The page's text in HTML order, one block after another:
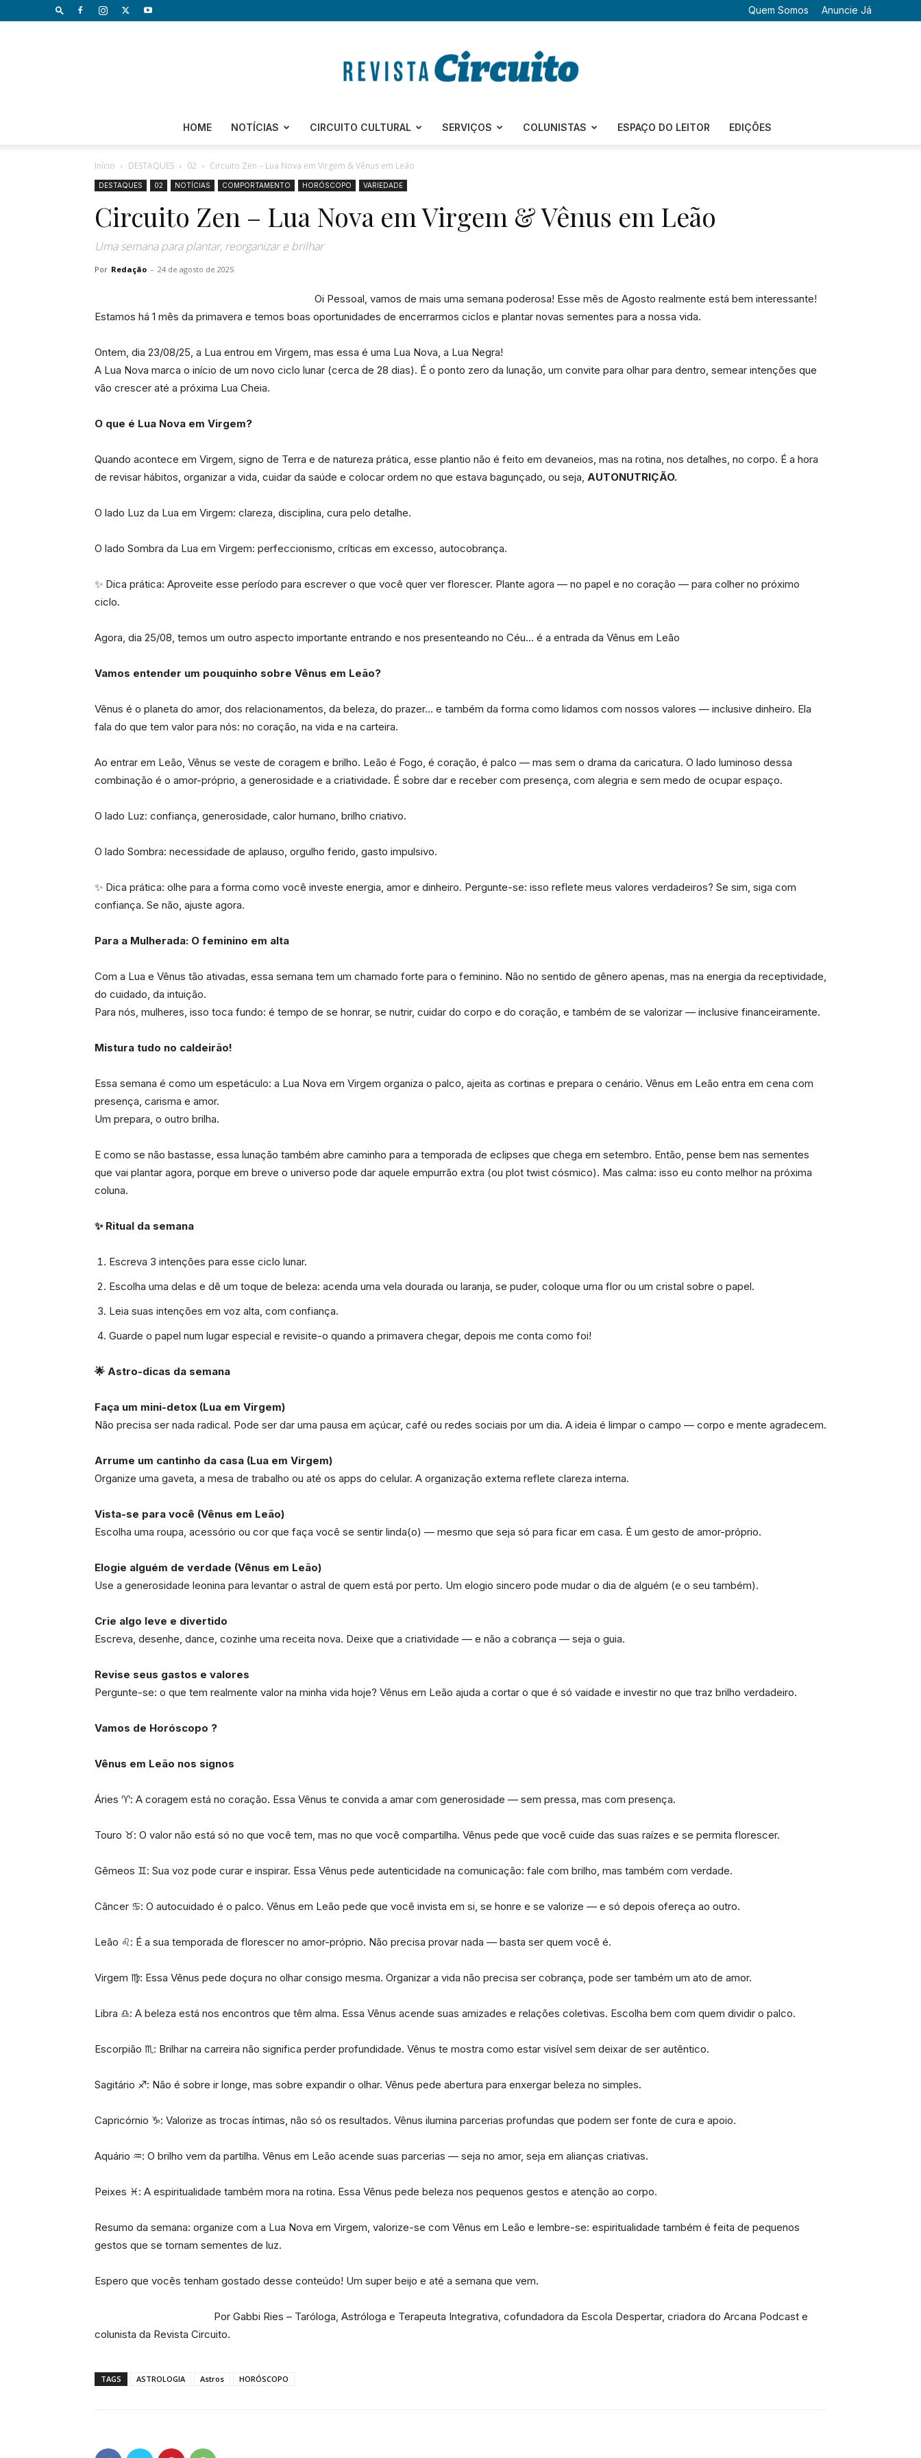
Quem Somos Anuncie Já
Revista
Circuito
–
de
Região
HOME NOTÍCIAS CIRCUITO CULTURAL SERVIÇOS COLUNISTAS ESPAÇO DO LEITOR EDIÇÕES
Início DESTAQUES 02 Circuito Zen – Lua Nova em Virgem & Vênus em Leão
DESTAQUES 02 NOTÍCIAS COMPORTAMENTO HORÓSCOPO VARIEDADE
Circuito Zen – Lua Nova em Virgem & Vênus em Leão
Uma semana para plantar, reorganizar e brilhar
Por Redação - 24 de agosto de 2025
Oi Pessoal, vamos de mais uma semana poderosa! Esse mês de Agosto realmente está bem interessante!
Estamos há 1 mês da primavera e temos boas oportunidades de encerrarmos ciclos e plantar novas sementes para a nossa vida.
Ontem, dia 23/08/25, a Lua entrou em Virgem, mas essa é uma Lua Nova, a Lua Negra!
A Lua Nova marca o início de um novo ciclo lunar (cerca de 28 dias). É o ponto zero da lunação, um convite para olhar para dentro, semear intenções que
vão crescer até a próxima Lua Cheia.
O que é Lua Nova em Virgem?
Quando acontece em Virgem, signo de Terra e de natureza prática, esse plantio não é feito em devaneios, mas na rotina, nos detalhes, no corpo. É a hora
de revisar hábitos, organizar a vida, cuidar da saúde e colocar ordem no que estava bagunçado, ou seja, AUTONUTRIÇÃO.
O lado Luz da Lua em Virgem: clareza, disciplina, cura pelo detalhe.
O lado Sombra da Lua em Virgem: perfeccionismo, críticas em excesso, autocobrança.
✨ Dica prática: Aproveite esse período para escrever o que você quer ver florescer. Plante agora — no papel e no coração — para colher no próximo
ciclo.
Agora, dia 25/08, temos um outro aspecto importante entrando e nos presenteando no Céu… é a entrada da Vênus em Leão
Vamos entender um pouquinho sobre Vênus em Leão?
Vênus é o planeta do amor, dos relacionamentos, da beleza, do prazer… e também da forma como lidamos com nossos valores — inclusive dinheiro. Ela
fala do que tem valor para nós: no coração, na vida e na carteira.
Ao entrar em Leão, Vênus se veste de coragem e brilho. Leão é Fogo, é coração, é palco — mas sem o drama da caricatura. O lado luminoso dessa
combinação é o amor-próprio, a generosidade e a criatividade. É sobre dar e receber com presença, com alegria e sem medo de ocupar espaço.
O lado Luz: confiança, generosidade, calor humano, brilho criativo.
O lado Sombra: necessidade de aplauso, orgulho ferido, gasto impulsivo.
✨ Dica prática: olhe para a forma como você investe energia, amor e dinheiro. Pergunte-se: isso reflete meus valores verdadeiros? Se sim, siga com
confiança. Se não, ajuste agora.
Para a Mulherada: O feminino em alta
Com a Lua e Vênus tão ativadas, essa semana tem um chamado forte para o feminino. Não no sentido de gênero apenas, mas na energia da receptividade,
do cuidado, da intuição.
Para nós, mulheres, isso toca fundo: é tempo de se honrar, se nutrir, cuidar do corpo e do coração, e também de se valorizar — inclusive financeiramente.
Mistura tudo no caldeirão!
Essa semana é como um espetáculo: a Lua Nova em Virgem organiza o palco, ajeita as cortinas e prepara o cenário. Vênus em Leão entra em cena com
presença, carisma e amor.
Um prepara, o outro brilha.
E como se não bastasse, essa lunação também abre caminho para a temporada de eclipses que chega em setembro. Então, pense bem nas sementes
que vai plantar agora, porque em breve o universo pode dar aquele empurrão extra (ou plot twist cósmico). Mas calma: isso eu conto melhor na próxima
coluna.
✨ Ritual da semana
Escreva 3 intenções para esse ciclo lunar.
Escolha uma delas e dê um toque de beleza: acenda uma vela dourada ou laranja, se puder, coloque uma flor ou um cristal sobre o papel.
Leia suas intenções em voz alta, com confiança.
Guarde o papel num lugar especial e revisite-o quando a primavera chegar, depois me conta como foi!
🌟 Astro-dicas da semana
Faça um mini-detox (Lua em Virgem)
Não precisa ser nada radical. Pode ser dar uma pausa em açúcar, café ou redes sociais por um dia. A ideia é limpar o campo — corpo e mente agradecem.
Arrume um cantinho da casa (Lua em Virgem)
Organize uma gaveta, a mesa de trabalho ou até os apps do celular. A organização externa reflete clareza interna.
Vista-se para você (Vênus em Leão)
Escolha uma roupa, acessório ou cor que faça você se sentir linda(o) — mesmo que seja só para ficar em casa. É um gesto de amor-próprio.
Elogie alguém de verdade (Vênus em Leão)
Use a generosidade leonina para levantar o astral de quem está por perto. Um elogio sincero pode mudar o dia de alguém (e o seu também).
Crie algo leve e divertido
Escreva, desenhe, dance, cozinhe uma receita nova. Deixe que a criatividade — e não a cobrança — seja o guia.
Revise seus gastos e valores
Pergunte-se: o que tem realmente valor na minha vida hoje? Vênus em Leão ajuda a cortar o que é só vaidade e investir no que traz brilho verdadeiro.
Vamos de Horóscopo ?
Vênus em Leão nos signos
Áries ♈: A coragem está no coração. Essa Vênus te convida a amar com generosidade — sem pressa, mas com presença.
Touro ♉: O valor não está só no que você tem, mas no que você compartilha. Vênus pede que você cuide das suas raízes e se permita florescer.
Gêmeos ♊: Sua voz pode curar e inspirar. Essa Vênus pede autenticidade na comunicação: fale com brilho, mas também com verdade.
Câncer ♋: O autocuidado é o palco. Vênus em Leão pede que você invista em si, se honre e se valorize — e só depois ofereça ao outro.
Leão ♌: É a sua temporada de florescer no amor-próprio. Não precisa provar nada — basta ser quem você é.
Virgem ♍: Essa Vênus pede doçura no olhar consigo mesma. Organizar a vida não precisa ser cobrança, pode ser também um ato de amor.
Libra ♎: A beleza está nos encontros que têm alma. Essa Vênus acende suas amizades e relações coletivas. Escolha bem com quem dividir o palco.
Escorpião ♏: Brilhar na carreira não significa perder profundidade. Vênus te mostra como estar visível sem deixar de ser autêntico.
Sagitário ♐: Não é sobre ir longe, mas sobre expandir o olhar. Vênus pede abertura para enxergar beleza no simples.
Capricórnio ♑: Valorize as trocas íntimas, não só os resultados. Vênus ilumina parcerias profundas que podem ser fonte de cura e apoio.
Aquário ♒: O brilho vem da partilha. Vênus em Leão acende suas parcerias — seja no amor, seja em alianças criativas.
Peixes ♓: A espiritualidade também mora na rotina. Essa Vênus pede beleza nos pequenos gestos e atenção ao corpo.
Resumo da semana: organize com a Lua Nova em Virgem, valorize-se com Vênus em Leão e lembre-se: espiritualidade também é feita de pequenos
gestos que se tornam sementes de luz.
Espero que vocês tenham gostado desse conteúdo! Um super beijo e até a semana que vem.
Por Gabbi Ries – Taróloga, Astróloga e Terapeuta Integrativa, cofundadora da Escola Despertar, criadora do Arcana Podcast e
colunista da Revista Circuito.
TAGS ASTROLOGIA Astros HORÓSCOPO